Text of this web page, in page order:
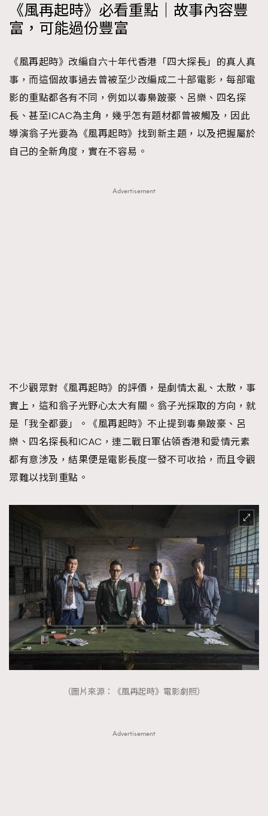
《風再起時》必看重點｜故事內容豐
富，可能過份豐富
《風再起時》改編自六十年代香港「四大探長」的真人真
事，而這個故事過去曾被至少改編成二十部電影，每部電
影的重點都各有不同，例如以毒梟跛豪、呂樂、四名探
長、甚至ICAC為主角，幾乎怎有題材都曾被觸及，因此
導演翁子光要為《風再起時》找到新主題，以及把握屬於
自己的全新角度，實在不容易。
Advertisement
不少觀眾對《風再起時》的評價，是劇情太亂、太散，事
實上，這和翁子光野心太大有關。翁子光採取的方向，就
是「我全都要」。《風再起時》不止提到毒梟跛豪、呂
樂、四名探長和ICAC，連二戰日軍佔領香港和愛情元素
都有意涉及，結果便是電影長度一發不可收拾，而且令觀
眾難以找到重點。
（圖片來源：《風再起時》電影劇照）
Advertisement